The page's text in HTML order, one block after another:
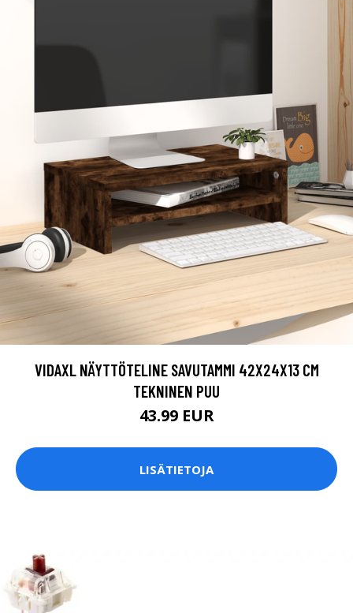
VIDAXL NÄYTTÖTELINE SAVUTAMMI 42X24X13 CM
TEKNINEN PUU
43.99 EUR
LISÄTIETOJA